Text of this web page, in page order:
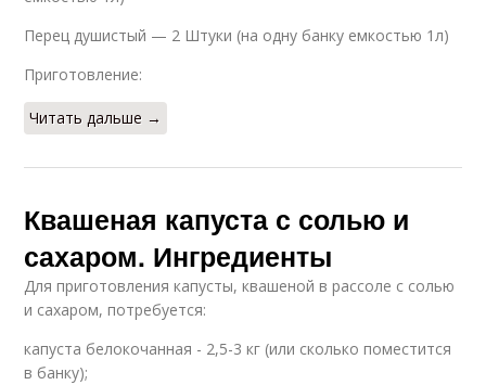
Перец душистый — 2 Штуки (на одну банку емкостью 1л)
Приготовление:
Читать дальше →
Квашеная капуста с солью и
сахаром. Ингредиенты
Для приготовления капусты, квашеной в рассоле с солью
и сахаром, потребуется:
капуста белокочанная - 2,5-3 кг (или сколько поместится
в банку);